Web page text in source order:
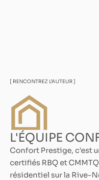
[ RENCONTREZ L’AUTEUR ]
L'ÉQUIPE
Confort Prestige, c'est
certifiés RBQ et
résidentiel sur la Rive-